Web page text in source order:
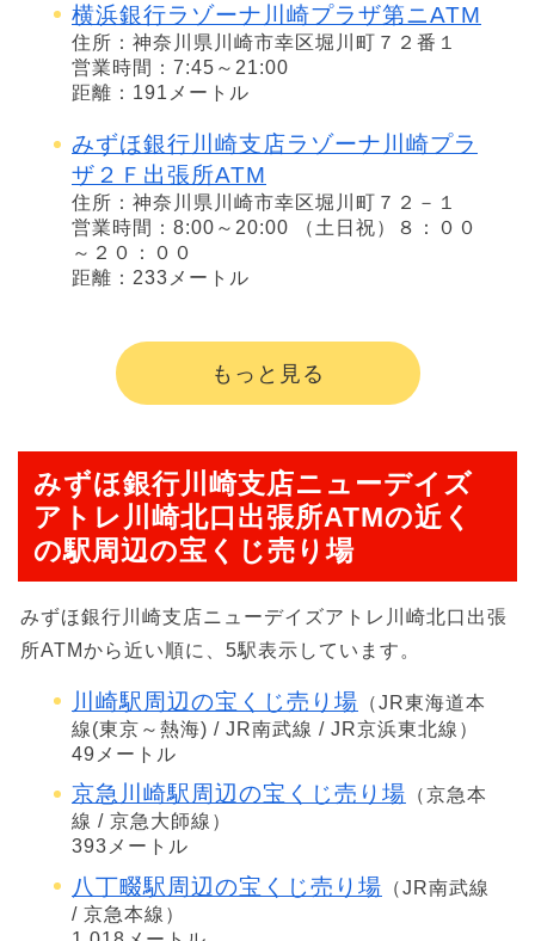
横浜銀行ラゾーナ川崎プラザ第ニATM
住所：神奈川県川崎市幸区堀川町７２番１
営業時間：7:45～21:00
距離：191メートル
みずほ銀行川崎支店ラゾーナ川崎プラ
ザ２Ｆ出張所ATM
住所：神奈川県川崎市幸区堀川町７２－１
営業時間：8:00～20:00 （土日祝）８：００
～２０：００
距離：233メートル
もっと見る
みずほ銀行川崎支店ニューデイズ
アトレ川崎北口出張所ATMの近く
の駅周辺の宝くじ売り場
みずほ銀行川崎支店ニューデイズアトレ川崎北口出張
所ATMから近い順に、5駅表示しています。
川崎駅周辺の宝くじ売り場 （JR東海道本
線(東京～熱海) / JR南武線 / JR京浜東北線）
49メートル
京急川崎駅周辺の宝くじ売り場 （京急本
線 / 京急大師線）
393メートル
八丁畷駅周辺の宝くじ売り場 （JR南武線
/ 京急本線）